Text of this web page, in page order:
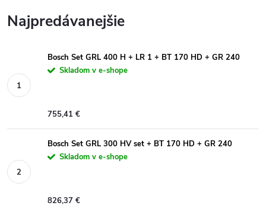
Najpredávanejšie
Bosch Set GRL 400 H + LR 1 + BT 170 HD + GR 240
Skladom v e-shope
755,41 €
Bosch Set GRL 300 HV set + BT 170 HD + GR 240
Skladom v e-shope
826,37 €